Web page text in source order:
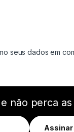
seus dados em
não perca